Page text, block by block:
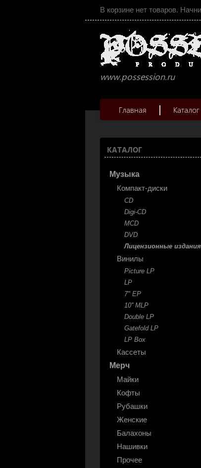
В корзине нет товаров.
www.possession.ru
Главная Каталог
КАТАЛОГ
Музыка
Компакт-диски
CD
Digi-CD
MCD
DVD
Лицензионные издания
Винилы
Picture LP
LP
7" EP
10'' MLP
Double LP
Gatefold LP
LP Box
Кассеты
Мерч
Майки
Кофты
Рубашки
Женские
Балахоны
Нашивки
Прочее